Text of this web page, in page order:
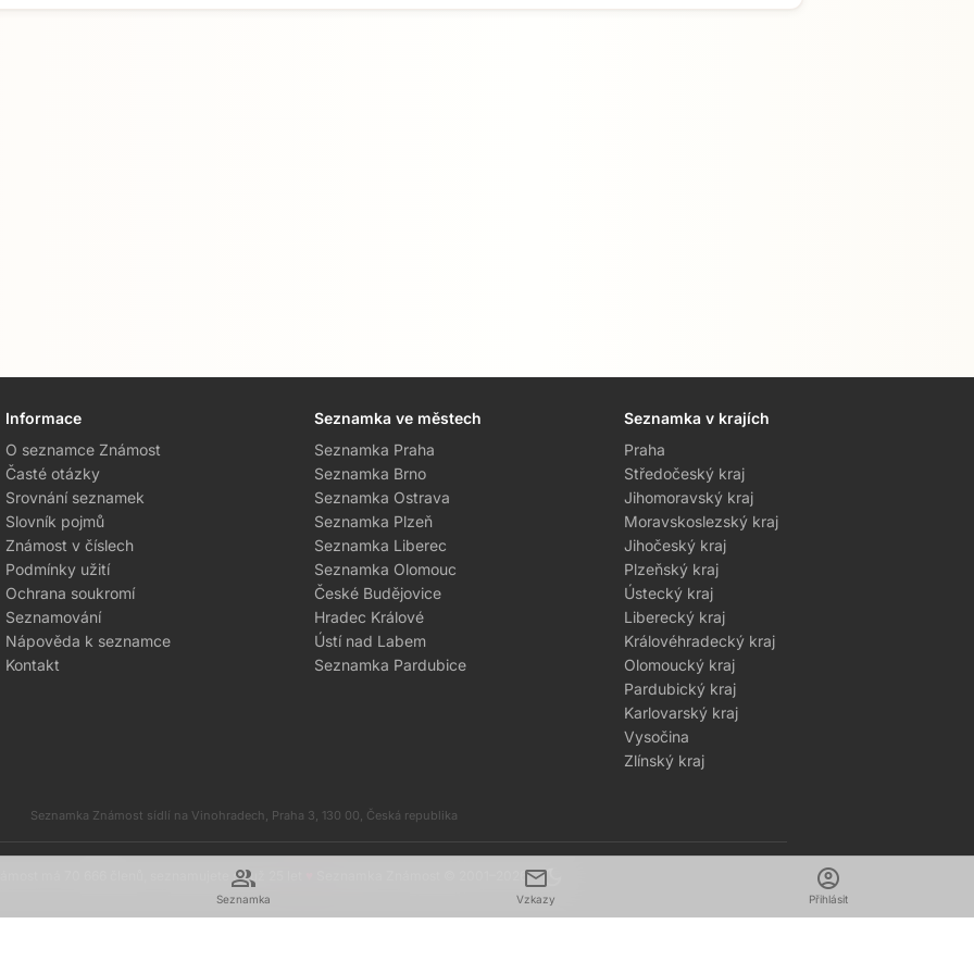
group
Seznamka
mail
Vzkazy
account_circle
Přihlásit
Informace
O seznamce Známost
Časté otázky
Srovnání seznamek
Slovník pojmů
Známost v číslech
Podmínky užití
Ochrana soukromí
Seznamování
Nápověda k seznamce
Kontakt
Seznamka ve městech
Seznamka Praha
Seznamka Brno
Seznamka Ostrava
Seznamka Plzeň
Seznamka Liberec
Seznamka Olomouc
České Budějovice
Hradec Králové
Ústí nad Labem
Seznamka Pardubice
Seznamka v krajích
Praha
Středočeský kraj
Jihomoravský kraj
Moravskoslezský kraj
Jihočeský kraj
Plzeňský kraj
Ústecký kraj
Liberecký kraj
Královéhradecký kraj
Olomoucký kraj
Pardubický kraj
Karlovarský kraj
Vysočina
Zlínský kraj
Seznamka Známost sídlí na Vinohradech, Praha 3, 130 00, Česká republika
má 70 666 členů, seznamujete se už 25 let Seznamka Známost © 2001–2026 dark_mode